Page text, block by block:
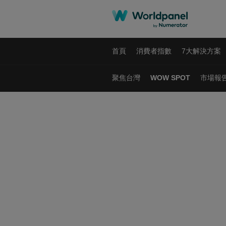
首頁 消費者指數 7大解決方案
聚焦台灣 WOW SPOT 市場報